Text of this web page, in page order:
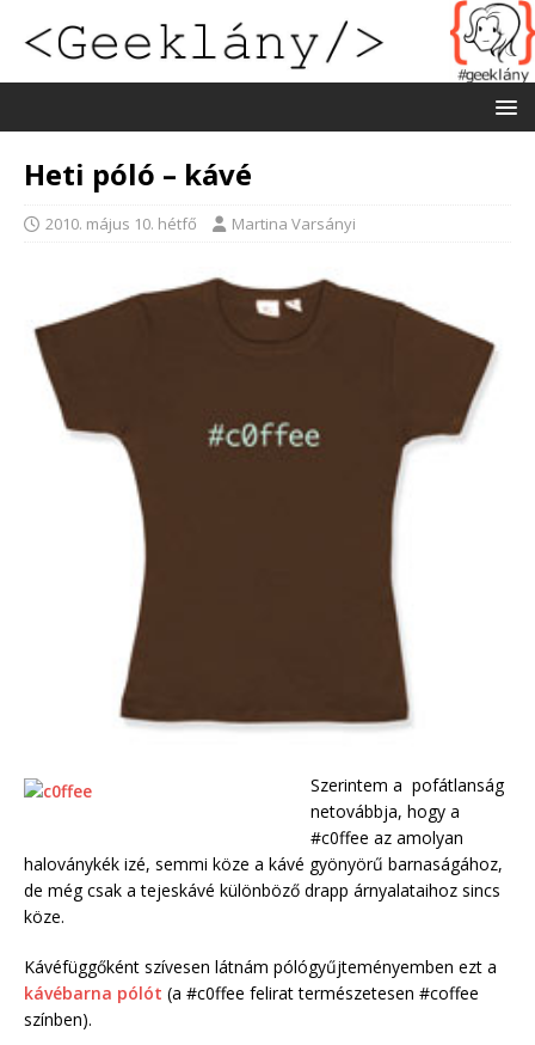
Heti póló – kávé
2010. május 10. hétfő Martina Varsányi
Szerintem a pofátlanság
netovábbja, hogy a
#c0ffee az amolyan
haloványkék izé, semmi köze a kávé gyönyörű barnaságához,
de még csak a tejeskávé különböző drapp árnyalataihoz sincs
köze.
Kávéfüggőként szívesen látnám pólógyűjteményemben ezt a
kávébarna pólót (a #c0ffee felirat természetesen #coffee
színben).